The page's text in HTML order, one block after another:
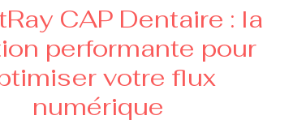
CAP Dentaire : la
performante pour
votre flux
numérique